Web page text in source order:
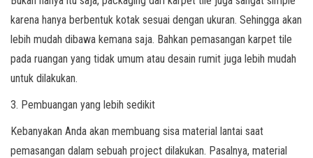
karena hanya berbentuk kotak sesuai dengan ukuran. Sehingga akan
lebih mudah dibawa kemana saja. Bahkan pemasangan karpet tile
pada ruangan yang tidak umum atau desain rumit juga lebih mudah
untuk dilakukan.
3. Pembuangan yang lebih sedikit
Kebanyakan Anda akan membuang sisa material lantai saat
pemasangan dalam sebuah project dilakukan. Pasalnya, material